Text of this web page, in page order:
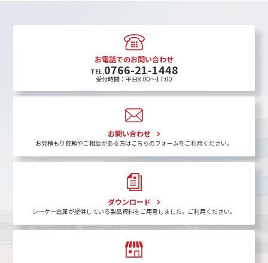
お電話でのお問い合わせ
TEL.0766-21-1448
受付時間：平日8:00〜17:00
お問い合わせ
お見積もり依頼やご相談がある方はこちらのフォームをご利用ください。
ダウンロード
シーケー金属が提供している製品資料をご用意しました。ご利用ください。